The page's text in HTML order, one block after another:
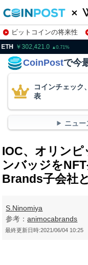
ビットコインの将来性
株特集・関連銘柄
0.71
CoinPostで今
コインチェック
表
ニュー
IOC、オリン
ンバッジを
Brands子会社
S.Ninomiya
参考：animocabrands
最終更新日時:2021/06/04 10:25